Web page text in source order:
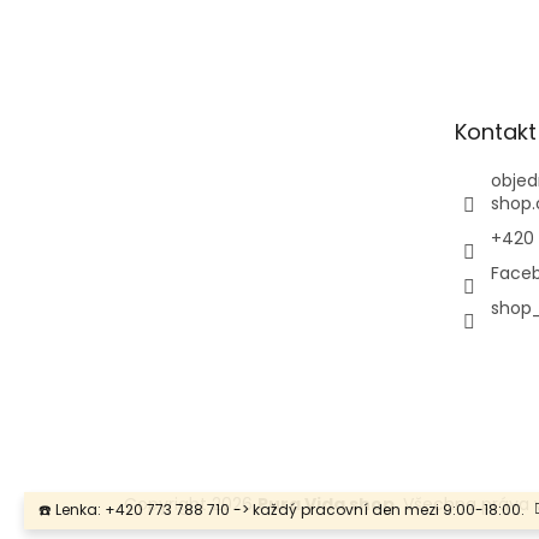
☎️ Lenka: +420 773 788 710 -> každý pracovní den mezi 9:00-18:00.
Kontakt
+420
Copyright 2026Pura Vida shop. Všechna práva